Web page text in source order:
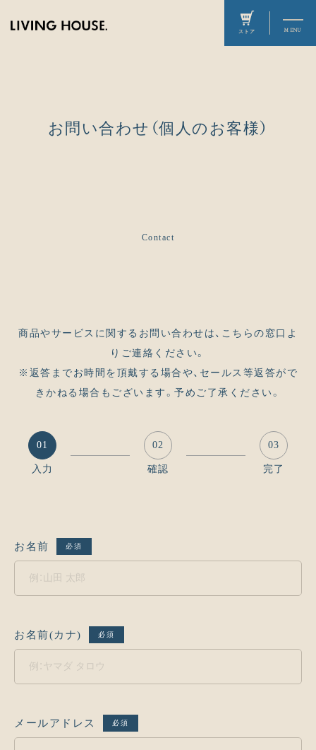
Contact
お問い合わせ（個人のお客様）
商品やサービスに関するお問い合わせは、こちらの窓口よ
りご連絡ください。
※返答までお時間を頂戴する場合や、セールス等返答がで
きかねる場合もございます。予めご了承ください。
01
入力
02
確認
03
完了
お名前 必須
お名前(カナ) 必須
メールアドレス 必須